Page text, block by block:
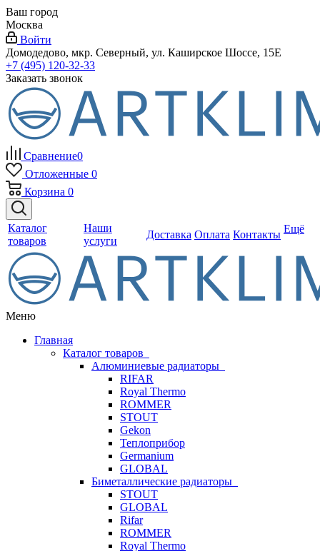
Ваш город
Москва
Войти
Домодедово, мкр. Северный, ул. Каширское Шоссе, 15Е
+7 (495) 120-32-33
Заказать звонок
Сравнение0
Отложенные 0
Корзина 0
Каталог
товаров
Наши
услуги
Доставка Оплата Контакты Ещё
Меню
Главная
Каталог товаров
Алюминиевые радиаторы
RIFAR
Royal Thermo
ROMMER
STOUT
Gekon
Теплоприбор
Germanium
GLOBAL
Биметаллические радиаторы
STOUT
GLOBAL
Rifar
ROMMER
Royal Thermo